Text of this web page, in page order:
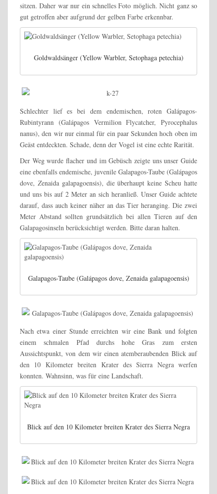
sitzen. Daher war nur ein schnelles Foto möglich. Nicht ganz so
gut getroffen aber aufgrund der gelben Farbe erkennbar.
Goldwaldsänger (Yellow Warbler, Setophaga petechia)
Schlechter lief es bei dem endemischen, roten Galápagos-
Rubintyrann (Galápagos Vermilion Flycatcher, Pyrocephalus
nanus), den wir nur einmal für ein paar Sekunden hoch oben im
Geäst entdeckten. Schade, denn der Vogel ist eine echte Rarität.
Der Weg wurde flacher und im Gebüsch zeigte uns unser Guide
eine ebenfalls endemische, juvenile Galapagos-Taube (Galápagos
dove, Zenaida galapagoensis), die überhaupt keine Scheu hatte
und uns bis auf 2 Meter an sich heranließ. Unser Guide achtete
darauf, dass auch keiner näher an das Tier heranging. Die zwei
Meter Abstand sollten grundsätzlich bei allen Tieren auf den
Galapagosinseln berücksichtigt werden. Bitte daran halten.
Galapagos-Taube (Galápagos dove, Zenaida galapagoensis)
Nach etwa einer Stunde erreichten wir eine Bank und folgten
einem schmalen Pfad durchs hohe Gras zum ersten
Aussichtspunkt, von dem wir einen atemberaubenden Blick auf
den 10 Kilometer breiten Krater des Sierra Negra werfen
konnten. Wahnsinn, was für eine Landschaft.
Blick auf den 10 Kilometer breiten Krater des Sierra Negra